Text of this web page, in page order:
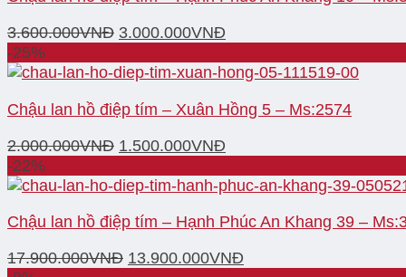
3.600.000VNĐ 3.000.000VNĐ
-25%
Chậu lan hồ điệp tím – Xuân Hồng 5 – Ms:2574
2.000.000VNĐ 1.500.000VNĐ
-22%
Chậu lan hồ điệp tím – Hạnh Phúc An Khang 39 –
17.900.000VNĐ 13.900.000VNĐ